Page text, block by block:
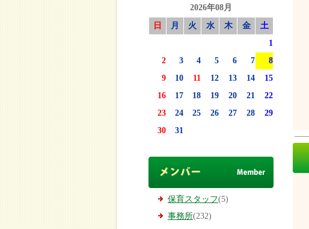
2026年08月
日
月 火 水 木 金
土
1
2
3 4 5 6 7
8
9
10 11 12 13 14
15
16
17 18 19 20 21
22
23
24 25 26 27 28
29
30
31
保育スタッフ(5)
事務所(232)